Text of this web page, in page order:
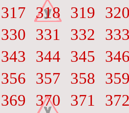
317 318 319
330 331 332
343 344 345
356 357 358
369 370 371